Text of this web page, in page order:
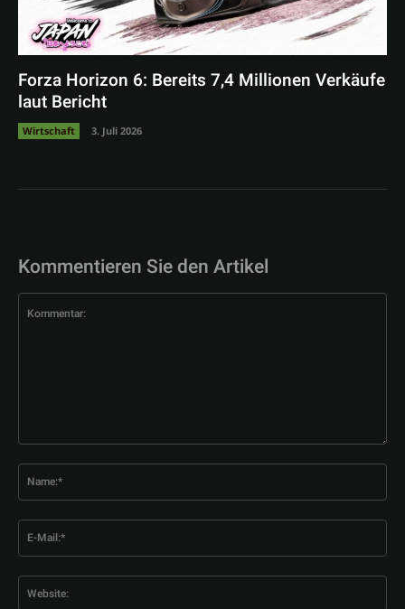
Forza Horizon 6: Bereits 7,4 Millionen Verkäufe
laut Bericht
Wirtschaft 3. Juli 2026
Kommentieren Sie den Artikel